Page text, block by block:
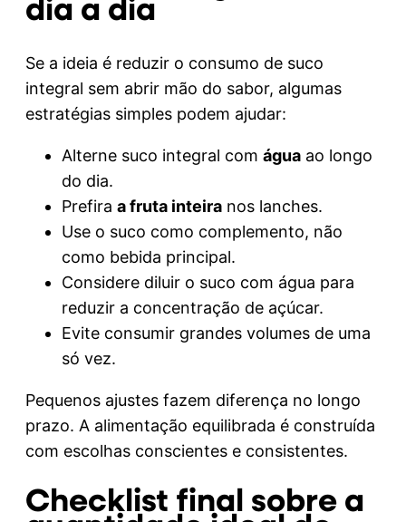
dia a dia
Se a ideia é reduzir o consumo de suco
integral sem abrir mão do sabor, algumas
estratégias simples podem ajudar:
Alterne suco integral com água ao longo
do dia.
Prefira a fruta inteira nos lanches.
Use o suco como complemento, não
como bebida principal.
Considere diluir o suco com água para
reduzir a concentração de açúcar.
Evite consumir grandes volumes de uma
só vez.
Pequenos ajustes fazem diferença no longo
prazo. A alimentação equilibrada é construída
com escolhas conscientes e consistentes.
Checklist final sobre a